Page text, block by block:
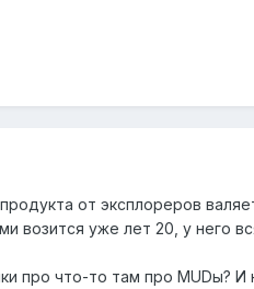
от эксплореров
возится уже лет 20, у него
про что-то там про MUDы?